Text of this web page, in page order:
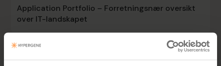
Application Portfolio – Forretningsnær oversikt
over IT-landskapet